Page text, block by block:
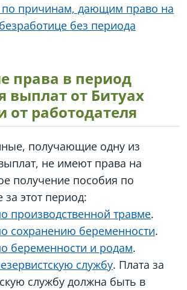
по причинам, дающим право на
без периода
права в период
выплат от Битуах
работодателя
получающие одну из
не имеют права на
получение пособия по
за этот период:
производственной травме.
сохранению беременности.
беременности и родам.
службу. Плата за
службу должна быть в